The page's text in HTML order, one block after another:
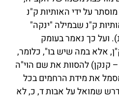
על ידי האותיות ק"נ
ק"נ שבמילה "ינקה"
ועל כך נאמר בעומק
אלא במה שיש בו", כלומר,
קנקן) להסוות את שם הוי"ה
את מידת הרחמים בכל
שמואל על אבות ד, כ, לא